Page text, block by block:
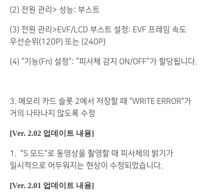
(2) 전원 관리> 성능: 부스트
(3) 전원 관리>EVF/LCD 부스트 설정: EVF 프레임 속도
우선순위(120P) 또는 (240P)
(4) “기능(Fn) 설정”: “피사체 감지 ON/OFF”가 할당됩니다.
3. 메모리 카드 슬롯 2에서 저장할 때 "WRITE ERROR"가
거의 나타나지 않도록 수정
[Ver. 2.02 업데이트 내용]
1. "S 모드"로 동영상을 촬영할 때 피사체의 밝기가
일시적으로 어두워지는 현상이 수정되었습니다.
[Ver. 2.01 업데이트 내용]